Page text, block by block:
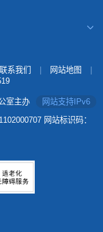
联系我们 网站地图
室主办
网站支持IPv6
网站标识码：